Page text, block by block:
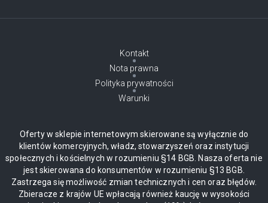
Kontakt
Nota prawna
Polityka prywatności
Warunki
Oferty w sklepie internetowym skierowane są wyłącznie do
klientów komercyjnych, władz, stowarzyszeń oraz instytucji
społecznych i kościelnych w rozumieniu §14 BGB. Nasza oferta nie
jest skierowana do konsumentów w rozumieniu §13 BGB.
Zastrzega się możliwość zmian technicznych i cen oraz błędów.
Zbieracze z krajów UE wpłacają również kaucję w wysokości